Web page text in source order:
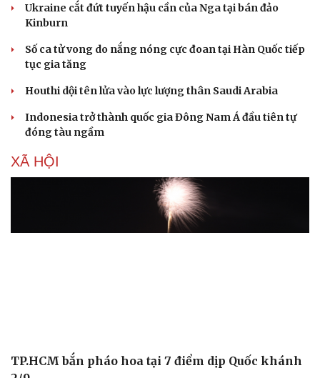
Di sản
Ukraine cắt đứt tuyến hậu cần của Nga tại bán đảo
Kinburn
Số ca tử vong do nắng nóng cực đoan tại Hàn Quốc tiếp
tục gia tăng
Houthi dội tên lửa vào lực lượng thân Saudi Arabia
Indonesia trở thành quốc gia Đông Nam Á đầu tiên tự
đóng tàu ngầm
XÃ HỘI
TP.HCM bắn pháo hoa tại 7 điểm dịp Quốc khánh